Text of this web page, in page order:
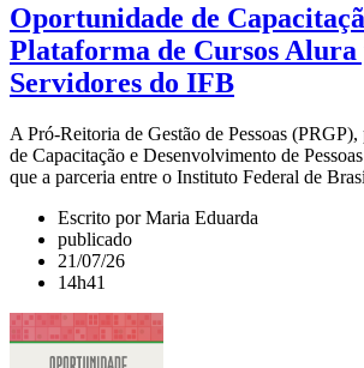
Oportunidade de
Plataforma de Cursos Alura
Servidores do IFB
A Pró-Reitoria de Gestão de Pessoas
de Capacitação e Desenvolvimento de
que a parceria entre o Instituto Federal de
Escrito por Maria Eduarda
publicado
21/07/26
14h41